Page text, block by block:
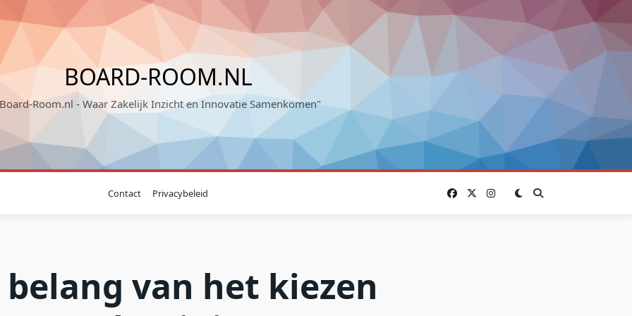
BOARD-ROOM.NL
Room.nl - Waar Zakelijk Inzicht en Innovatie Samenkomen"
Contact Privacybeleid
belang van het kiezen